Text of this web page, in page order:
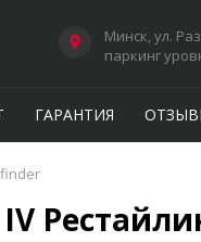
Минск, ул.
паркинг
ГАРАНТИЯ